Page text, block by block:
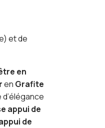
et de
en
en Grafite
appui de
de